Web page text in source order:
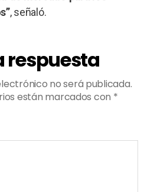
, señaló.
respuesta
no será publicada.
están marcados con *